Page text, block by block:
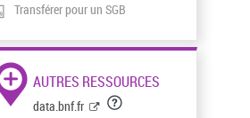
Transférer pour un SGB
AUTRES RESSOURCES
data.bnf.fr